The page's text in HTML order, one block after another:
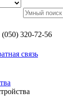
(050) 320-72-56
связь